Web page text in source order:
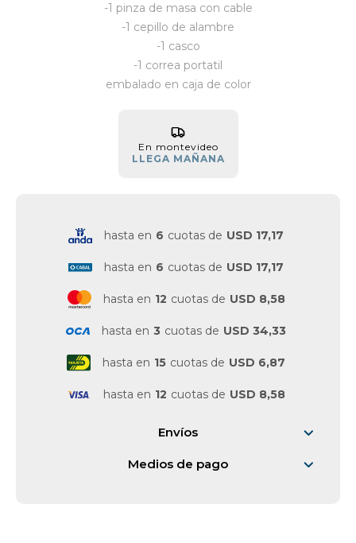
-1 pinza de masa con cable
-1 cepillo de alambre
-1 casco
-1 correa portatil
embalado en caja de color
En montevideo
LLEGA MAÑANA
hasta en 6 cuotas de USD 17,17
hasta en 6 cuotas de USD 17,17
hasta en 12 cuotas de USD 8,58
hasta en 3 cuotas de USD 34,33
hasta en 15 cuotas de USD 6,87
hasta en 12 cuotas de USD 8,58
Envíos
Medios de pago